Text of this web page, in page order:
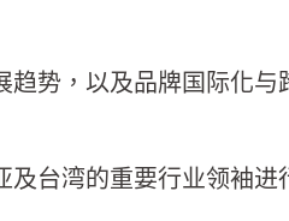
趋势，以及品牌国际化
台湾的重要行业领袖进